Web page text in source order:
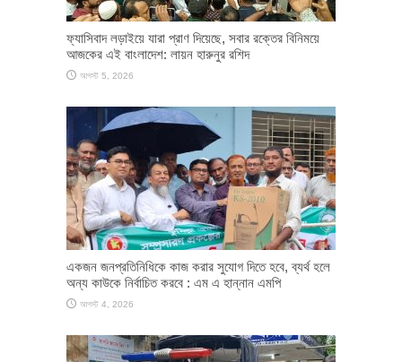
ফ্যাসিবাদ লড়াইয়ে যারা প্রাণ দিয়েছে, সবার রক্তের বিনিময়ে
আজকের এই বাংলাদেশ: লায়ন হারুনুর রশিদ
আগস্ট 5, 2026
একজন জনপ্রতিনিধিকে কাজ করার সুযোগ দিতে হবে, ব্যর্থ হলে
অন্য কাউকে নির্বাচিত করবে : এম এ হান্নান এমপি
আগস্ট 4, 2026